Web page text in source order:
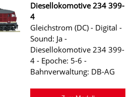
Diesellokomotive 234 399-
4
Gleichstrom (DC) - Digital -
Sound: Ja -
Diesellokomotive 234 399-
4 - Epoche: 5-6 -
Bahnverwaltung: DB-AG